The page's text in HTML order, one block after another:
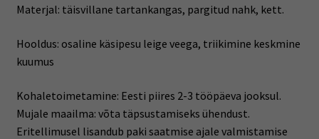
Materjal: täisvillane tartankangas, pargitud nahk, kett.
Hooldus: osaline käsipesu leige veega, triikimine keskmine
kuumus
Kohaletoimetamine: Eesti piires 2-3 tööpäeva jooksul.
Mujale maailma: võta täpsustamiseks ühendust.
Eritellimusel lisandub paki saatmise ajale valmistamise